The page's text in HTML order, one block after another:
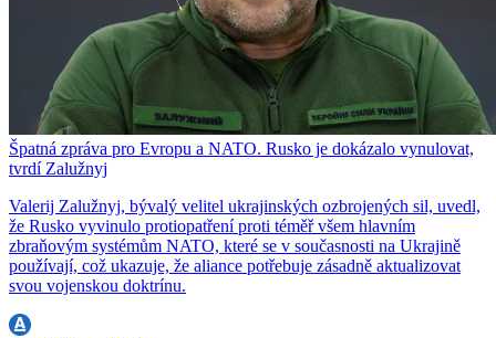
Špatná zpráva pro Evropu a NATO. Rusko je dokázalo vynulovat,
tvrdí Zalužnyj
Valerij Zalužnyj, bývalý velitel ukrajinských ozbrojených sil, uvedl,
že Rusko vyvinulo protiopatření proti téměř všem hlavním
zbraňovým systémům NATO, které se v současnosti na Ukrajině
používají, což ukazuje, že aliance potřebuje zásadně aktualizovat
svou vojenskou doktrínu.